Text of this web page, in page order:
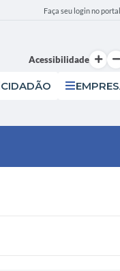
Faça seu login no portal
Acessibilidade
CIDADÃO